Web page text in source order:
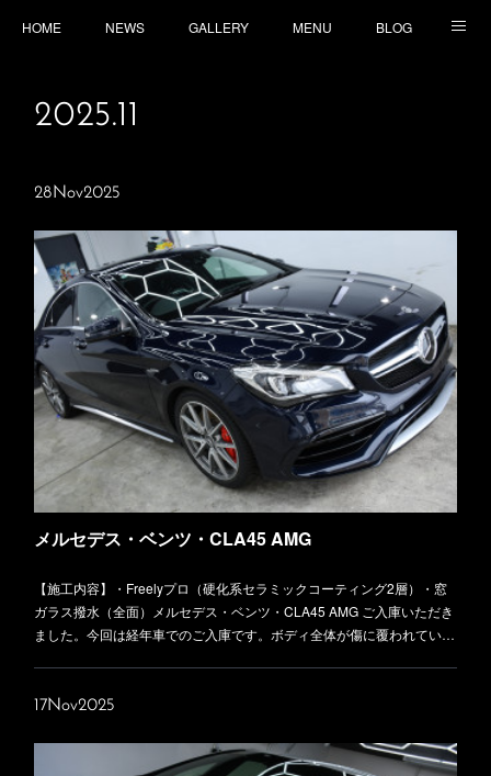
HOME NEWS GALLERY MENU BLOG
2025.11
28Nov2025
メルセデス・ベンツ・CLA45 AMG
【施工内容】・Freelyプロ（硬化系セラミックコーティング2層）・窓
ガラス撥水（全面）メルセデス・ベンツ・CLA45 AMG ご入庫いただき
ました。今回は経年車でのご入庫です。ボディ全体が傷に覆われてい…
17Nov2025